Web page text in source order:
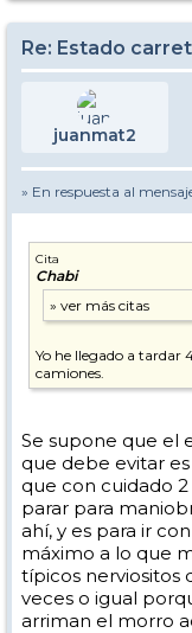
Re: Estado
juanmat2
» En respuesta al
Cita
Chabi
Yo he llegado a tardar
camiones.
Se supone que el
que debe evitar
que con cuidado
parar para
ahí, y es para ir
máximo a lo que
típicos nerviositos
veces o igual
arriman el morro